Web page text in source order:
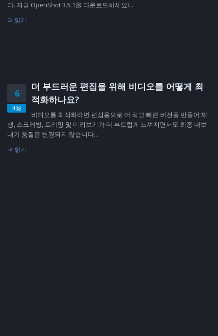
다. 지금 OpenShot 3.5.1을 다운로드하세요!...
더 읽기
6
4월
더 부드러운 편집을 위해 비디오를 어떻게 최
적화하나요?
비디오를 최적화하면 편집용으로 더 작고 빠른 버전을 만들어 재
생, 스크러빙, 트리밍 및 미리보기가 더 부드럽게 느껴지면서도 최종 내보
내기 품질은 변경되지 않습니다....
더 읽기